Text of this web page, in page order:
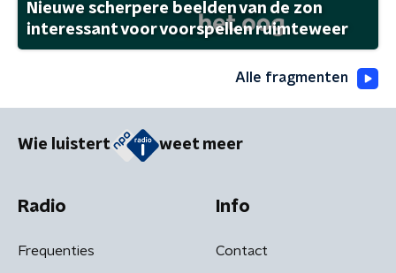
Nieuwe scherpere beelden van de zon
interessant voor voorspellen ruimteweer
Alle fragmenten
Wie luistert weet meer
Radio
Frequenties
Info
Contact